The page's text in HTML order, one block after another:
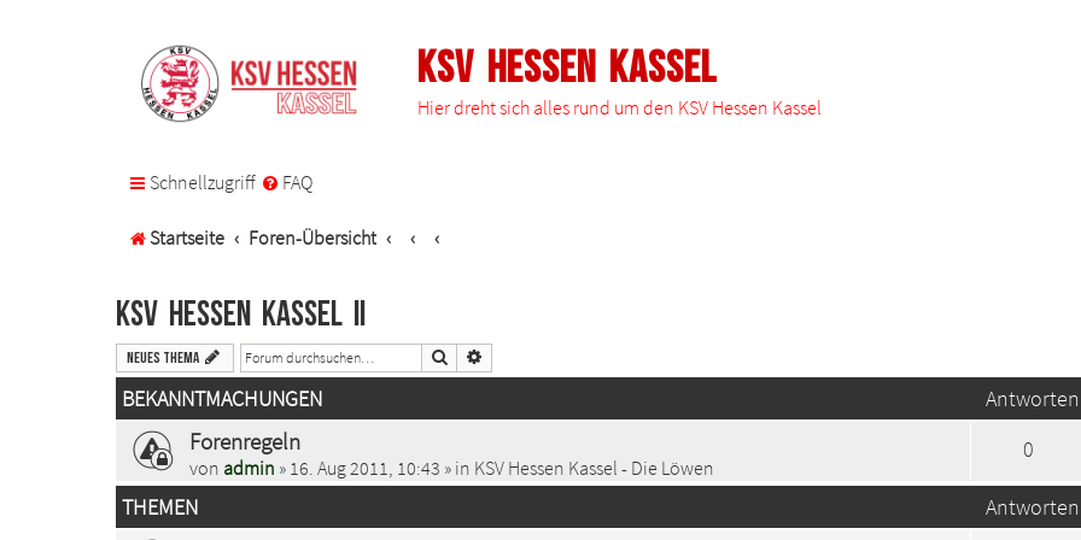
KSV Hessen Kassel
Hier dreht sich alles rund um den KSV Hessen Kassel
Schnellzugriff FAQ
Startseite Foren-Übersicht
KSV Hessen Kassel II
Neues Thema Suche
BEKANNTMACHUNGEN Antworten
Forenregeln
von admin » 16. Aug 2011, 10:43 » in KSV Hessen Kassel - Die Löwen
0
THEMEN Antworten